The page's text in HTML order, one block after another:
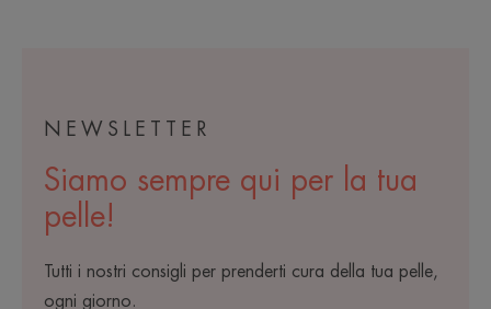
NEWSLETTER
Siamo sempre qui per la tua
pelle!
Tutti i nostri consigli per prenderti cura della tua pelle,
ogni giorno.